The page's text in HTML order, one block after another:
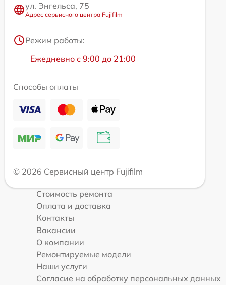
ул. Энгельса, 75
Адрес сервисного центра Fujifilm
Режим работы:
Ежедневно с 9:00 до 21:00
Способы оплаты
© 2026 Сервисный центр Fujifilm
Стоимость ремонта
Оплата и доставка
Контакты
Вакансии
О компании
Ремонтируемые модели
Наши услуги
Согласие на обработку персональных данных